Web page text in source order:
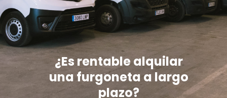
¿Es rentable alquilar
una furgoneta a largo
plazo?